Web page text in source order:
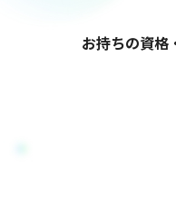
お持ちの資格